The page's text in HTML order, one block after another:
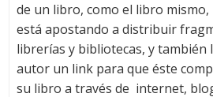
de un libro, como el libro mismo,
está apostando a distribuir
librerías y bibliotecas, y también
autor un link para que éste
su libro a través de internet,